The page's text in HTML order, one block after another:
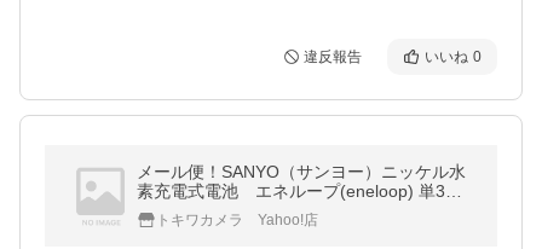
違反報告 いいね 0
メール便！SANYO（サンヨー）ニッケル水
素充電式電池 エネループ(eneloop) 単3型8
本パック HR-3UTGA-8BP
トキワカメラ Yahoo!店